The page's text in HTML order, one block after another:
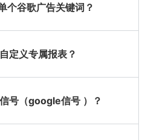
个谷歌广告关键词？
定义专属报表？
号（google信号 ）？